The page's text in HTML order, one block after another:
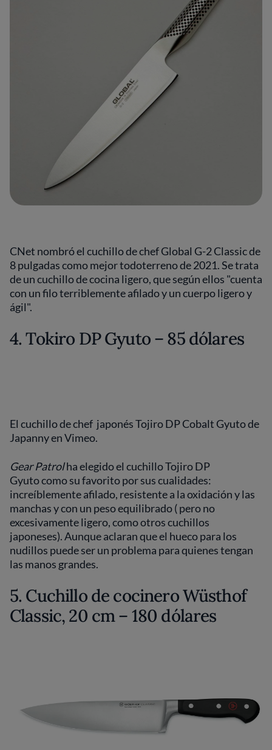
CNet nombró el cuchillo de chef Global G-2 Classic de
8 pulgadas como mejor todoterreno de 2021. Se trata
de un cuchillo de cocina ligero, que según ellos "cuenta
con un filo terriblemente afilado y un cuerpo ligero y
ágil".
4. Tokiro DP Gyuto – 85 dólares
El cuchillo de chef japonés Tojiro DP Cobalt Gyuto de
Japanny en Vimeo.
Gear Patrolha elegido el cuchillo Tojiro DP
Gyuto como su favorito por sus cualidades:
increíblemente afilado, resistente a la oxidación y las
manchas y con un peso equilibrado ( pero no
excesivamente ligero, como otros cuchillos
japoneses). Aunque aclaran que el hueco para los
nudillos puede ser un problema para quienes tengan
las manos grandes.
5. Cuchillo de cocinero Wüsthof
Classic, 20 cm – 180 dólares